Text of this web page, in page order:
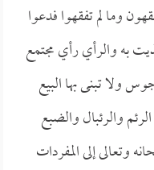
وما لم تفقهوا فدعوا
به والرأي رأي مجتمع
ولا تبنى بها البيع
والرئبال والضبع
وتعالى إلى المفردات